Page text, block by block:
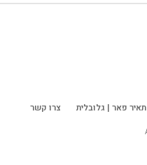
תאיר פאר | גלובלית צרו קשר